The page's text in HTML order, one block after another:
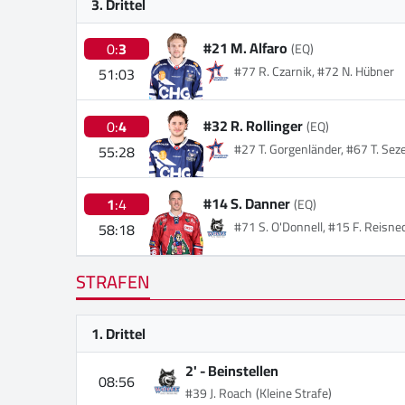
0:3
51:03
#21 M. Alfaro(EQ)
#77 R. Czarnik, #72 N. Hübner
0:4
55:28
#32 R. Rollinger(EQ)
#27 T. Gorgenländer, #67 T.
1:4
58:18
#14 S. Danner(EQ)
#71 S. O'Donnell, #15 F.
STRAFEN
1. Drittel
08:56
2' -Beinstellen
#39 J. Roach(Kleine Strafe)